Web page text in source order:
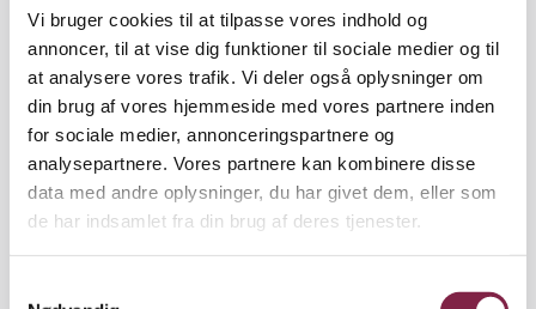
Vi bruger cookies til at tilpasse vores indhold og
annoncer, til at vise dig funktioner til sociale medier og til
at analysere vores trafik. Vi deler også oplysninger om
din brug af vores hjemmeside med vores partnere inden
for sociale medier, annonceringspartnere og
analysepartnere. Vores partnere kan kombinere disse
data med andre oplysninger, du har givet dem, eller som
de har indsamlet fra din brug af deres tjenester.
uhensigtsmæssige adfærd. Det giver en meget stor
frihed til også at holde af barnet, fordi det jo ikke
kan gøre for det," siger hun.
Udviklings- og empatiforstyrrerede børn kan sætte
en hel personalegruppe skatmat, for når man
kommer til kort over for sådan et barn, rammes
man ofte på sit selvværd. Og så får man alle mulige
ryge sig en tur. Lene Wad Knudsen fortæller om en